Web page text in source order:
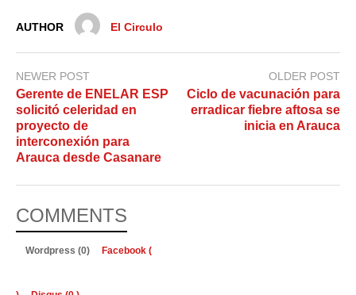
AUTHOR El Circulo
NEWER POST
Gerente de ENELAR ESP
solicitó celeridad en
proyecto de
interconexión para
Arauca desde Casanare
OLDER POST
Ciclo de vacunación para
erradicar fiebre aftosa se
inicia en Arauca
COMMENTS
Wordpress (0) Facebook (